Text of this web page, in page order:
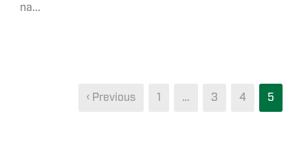
na...
‹ Previous 1 … 3 4 5